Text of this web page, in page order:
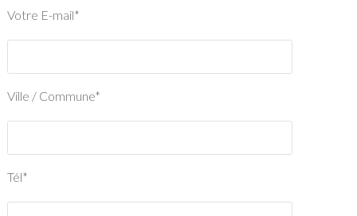
Votre E-mail*
Ville / Commune*
Tél*